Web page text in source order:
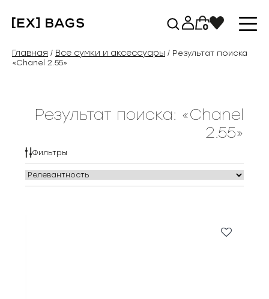
содержимому
0
Главная / Все сумки и аксессуары / Результат поиска
«Chanel 2.55»
Результат поиска: «Chanel
2.55»
Фильтры